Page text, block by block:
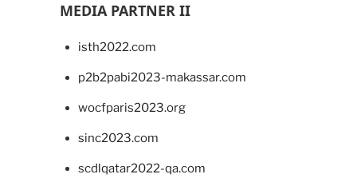
MEDIA PARTNER II
isth2022.com
p2b2pabi2023-makassar.com
wocfparis2023.org
sinc2023.com
scdlqatar2022-qa.com